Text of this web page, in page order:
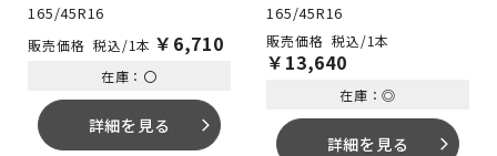
165/45R16
税込/1本 ￥ 6,710
在庫：〇
詳細を見る arrow_forward_ios
165/45R16
税込/1本
￥ 13,640
在庫：◎
詳細を見る arrow_forward_ios